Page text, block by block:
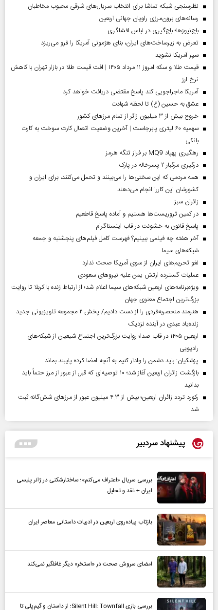
نظرسنجی شبکه تماشا برای انتخاب سریال‌های شرقی محبوب مخاطبان
رسانه‌های برون‌مرزی راویان جهانی اربعین
باج‌نیوزها؛ باج‌گیری در لباس افشاگری
تعرض به زیرساخت‌های ایران، بنای هژمونی آمریکا را فرو می‌ریزد
سپر آمریکا نشوید
قیمت طلا و سکه امروز ۱۱ مرداد ۱۴۰۵ | افت قیمت طلا در بازار تهران با کاهش
نرخ ارز
آمریکا ماجراجویی کند پاسخ مقتضی دریافت خواهد کرد
عشق به حسین (ع) تا لحظه شهادت
خروج بیش از ۳ میلیون زائر از تمام مرز‌های کشور
سهمیه ۶۰ لیتری پابرجاست | آخرین وضعیت اتصال کارت سوخت به کارت
بانکی
رهگیری پهپاد MQ9 بر فراز تنگه هرمز
درگیری مرگبار ۲ پسرخاله در پارک
همه مردمی که این سختی‌ها را می‌بینند و تحمل می‌کنند، برای ایران و
کشورشان این کاررا انجام می‌دهند
‌زائران سبز
در کمین تروریست‌ها هستیم و آماده پاسخ قاطعیم
پاسخ قانون به خشونت در قاب اینستاگرام
آخر هفته چه فیلمی ببینیم؟ فهرست کامل فیلم‌های پنجشنبه و جمعه
شبکه‌های سیما
لغو تحریم‌های ایران از سوی آمریکا صحت ندارد
عملیات گسترده ارتش یمن علیه نیروهای سعودی
ویژه‌برنامه‌های اربعین شبکه‌های سیما اعلام شد؛ از ارتباط زنده با کربلا تا روایت
بزرگ‌ترین اجتماع معنوی جهان
هنرمند منحصر‌به‌فردی را از دست دادیم/ پخش ۲ مجموعه تلویزیونی جدید
زنده‌یاد عبدی در آینده نزدیک
اربعین ۱۴۰۵ در قاب صدا؛ روایت بزرگ‌ترین اجتماع شیعیان از شبکه‌های
رادیویی
پزشکیان: باید دشمن را وادار کنیم به آنچه امضا کرده پایبند بماند
بازگشت زائران اربعین آغاز شد؛ ۱۰ توصیه‌ای که قبل از عبور از مرز حتماً باید
بدانید
رکورد تردد زائران اربعین؛ بیش از ۴.۳ میلیون عبور از مرزهای شش‌گانه ثبت
شد
پیشنهاد سردبیر
بررسی سریال «اعتراف می‌کنم»؛ ساختارشکنی در ژانر پلیسی
ایران + نقد و تحلیل
بازتاب پیاده‌روی اربعین در ادبیات داستانی معاصر ایران
امضای سروش صحت در «استخر» دیگر غافلگیر نمی‌کند
بررسی بازی Silent Hill: Townfall؛ از داستان و گیم‌پلی تا